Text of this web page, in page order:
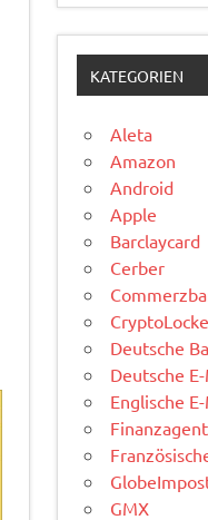
KATEGORIEN
Aleta
Amazon
Android
Apple
Barclaycard
Cerber
Deutsche
Deutsche
Englische
Finanzagent
GMX